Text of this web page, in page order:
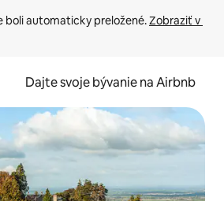
boli automaticky preložené. Zobraziť v
Dajte svoje bývanie na Airbnb